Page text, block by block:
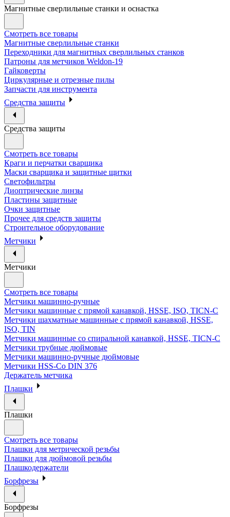
Магнитные сверлильные станки и оснастка
Смотреть все товары
Магнитные сверлильные станки
Переходники для магнитных сверлильных станков
Патроны для метчиков Weldon-19
Гайковерты
Циркулярные и отрезные пилы
Запчасти для инструмента
Средства защиты
Средства защиты
Смотреть все товары
Краги и перчатки сварщика
Маски сварщика и защитные щитки
Светофильтры
Диоптрические линзы
Пластины защитные
Очки защитные
Прочее для средств защиты
Строительное оборудование
Метчики
Метчики
Смотреть все товары
Метчики машинно-ручные
Метчики машинные с прямой канавкой, HSSE, ISO, TICN-C
Метчики шахматные машинные с прямой канавкой, HSSE,
ISO, TIN
Метчики машинные со спиральной канавкой, HSSE, TICN-C
Метчики трубные дюймовые
Метчики машинно-ручные дюймовые
Метчики HSS-Co DIN 376
Держатель метчика
Плашки
Плашки
Смотреть все товары
Плашки для метрической резьбы
Плашки для дюймовой резьбы
Плашкодержатели
Борфрезы
Борфрезы